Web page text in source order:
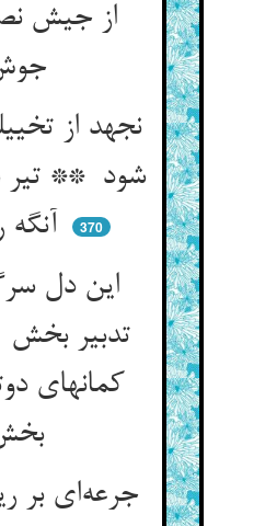
از جیش
نجهد از
شود ** تیر
370
این دل
تدبیر
کمانهای
بخش
جرعه‌ای بر